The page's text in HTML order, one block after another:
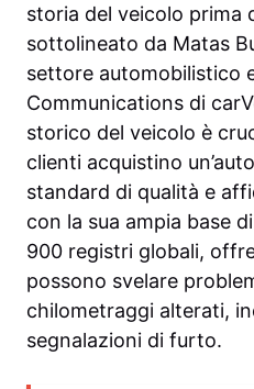
storia del veicolo prima
sottolineato da Matas
settore automobilistico
Communications di
storico del veicolo è
clienti acquistino
standard di qualità e
con la sua ampia base
900 registri globali,
possono svelare
chilometraggi alterati,
segnalazioni di furto.